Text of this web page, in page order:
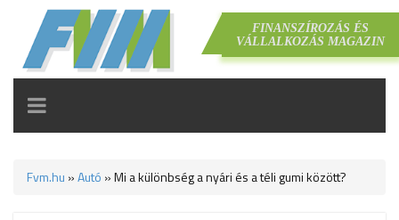
FINANSZÍROZÁS ÉS
VÁLLALKOZÁS MAGAZIN
TOGGLE
NAVIGATION
Fvm.hu »Autó »Mi a különbség a nyári és a téli gumi között?